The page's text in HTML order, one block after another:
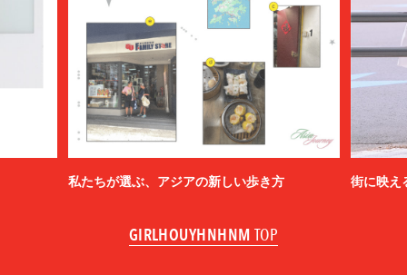
私たちが選ぶ、アジアの新しい歩き方 街に映え
GIRLHOUYHNHNM TOP